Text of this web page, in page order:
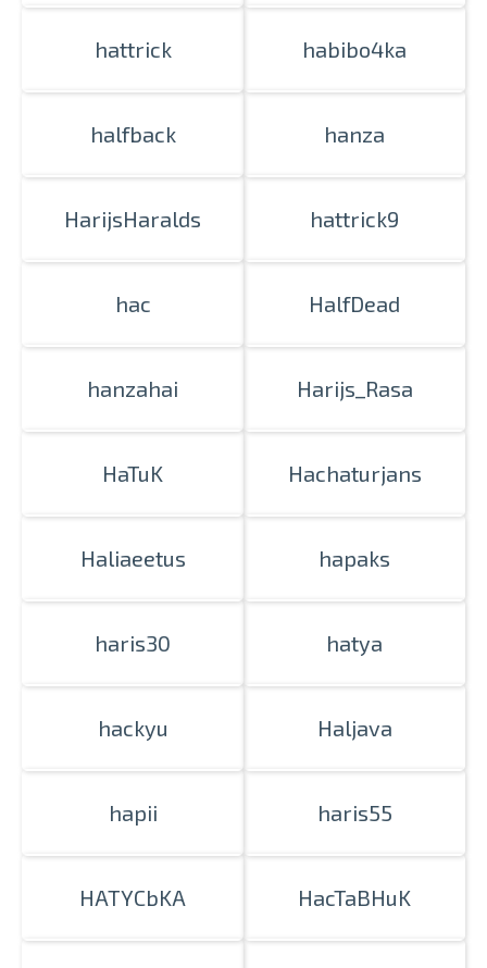
tiešsaistē
jūsu foto
Piegāde visā Latvijā vai
saņemšana klātienē
hattrick habibo4ka
halfback hanza
HarijsHaralds hattrick9
hac HalfDead
hanzahai Harijs_Rasa
HaTuK Hachaturjans
Haliaeetus hapaks
haris30 hatya
hackyu Haljava
hapii haris55
HATYCbKA HacTaBHuK